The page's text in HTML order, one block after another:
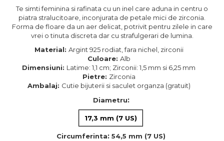
Te simti feminina si rafinata cu un inel care aduna in centru o
piatra stralucitoare, inconjurata de petale mici de zirconia.
Forma de floare da un aer delicat, potrivit pentru zilele in care
vrei o tinuta discreta dar cu strafulgerari de lumina.
Material: Argint 925 rodiat, fara nichel, zirconii
Culoare: Alb
Dimensiuni: Latime: 1,1 cm; Zirconii: 1,5 mm si 6,25 mm
Pietre: Zirconia
Ambalaj: Cutie bijuterii si saculet organza (gratuit)
Diametru:
17,3 mm (7 US)
Circumferinta: 54,5 mm (7 US)